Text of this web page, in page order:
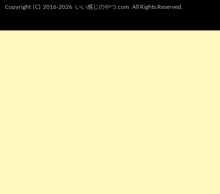
Copyright (C) 2016-2026 いい感じのやつ.com All Rights Reserved.